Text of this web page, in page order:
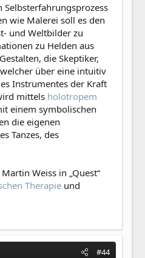
wie Malerei soll es den
und Weltbilder zu
zu Helden aus
die Skeptiker,
über eine intuitiv
Instrumentes der Kraft
mittels holotropem
einem symbolischen
die eigenen
Tanzes, des
Weiss in „Quest“
Therapie und
#44